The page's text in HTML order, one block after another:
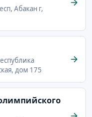
Абакан г,
дом 175